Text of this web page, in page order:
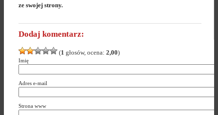
ze swojej strony.
Dodaj komentarz:
(1 głosów, ocena: 2,00)
Imię
Adres e-mail
Strona www